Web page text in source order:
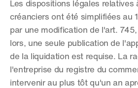
Les dispositions légales relatives
créanciers ont été simplifiées au
par une modification de l'art.
lors, une seule publication de
de la liquidation est requise. La
l'entreprise du registre du
intervenir au plus tôt qu'un an